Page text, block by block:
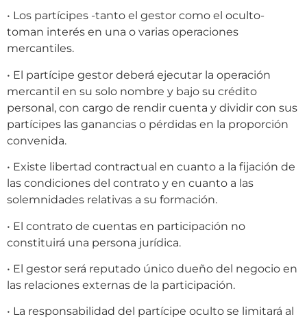
• Los partícipes -tanto el gestor como el oculto-
toman interés en una o varias operaciones
mercantiles.
• El partícipe gestor deberá ejecutar la operación
mercantil en su solo nombre y bajo su crédito
personal, con cargo de rendir cuenta y dividir con sus
partícipes las ganancias o pérdidas en la proporción
convenida.
• Existe libertad contractual en cuanto a la fijación de
las condiciones del contrato y en cuanto a las
solemnidades relativas a su formación.
• El contrato de cuentas en participación no
constituirá una persona jurídica.
• El gestor será reputado único dueño del negocio en
las relaciones externas de la participación.
• La responsabilidad del partícipe oculto se limitará al